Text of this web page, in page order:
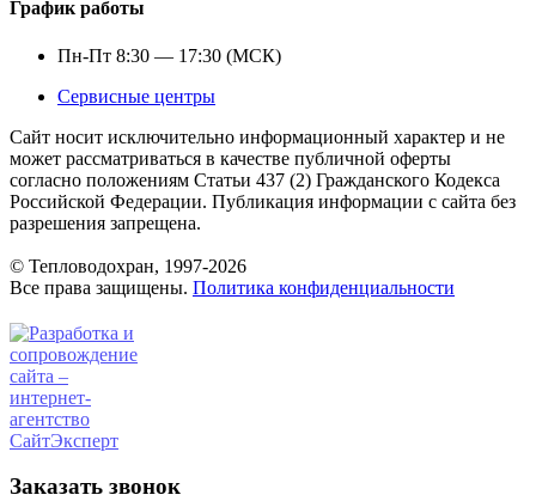
График работы
Пн-Пт 8:30 — 17:30 (МСК)
Сервисные центры
Сайт носит исключительно информационный характер и не
может рассматриваться в качестве публичной оферты
согласно положениям Статьи 437 (2) Гражданского Кодекса
Российской Федерации. Публикация информации с сайта без
разрешения запрещена.
© Тепловодохран, 1997-2026
Все права защищены. Политика конфиденциальности
Заказать звонок